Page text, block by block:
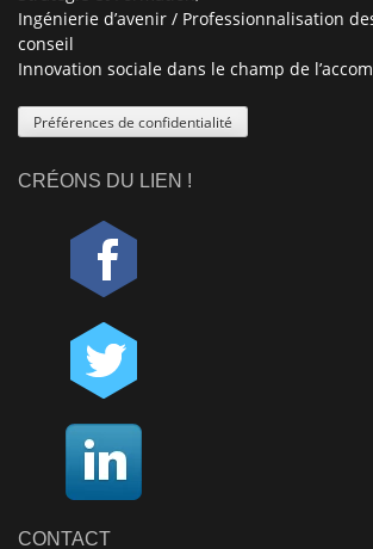
Ingénierie d’avenir / Professionnalisation
conseil
Innovation sociale dans le champ de
Préférences de confidentialité
CRÉONS DU LIEN !
CONTACT